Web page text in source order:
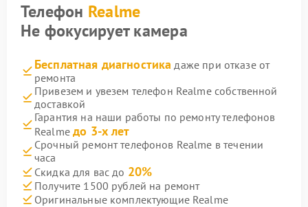
Телефон Realme
Не фокусирует камера
Бесплатная диагностика даже при отказе от
ремонта
Привезем и увезем телефон Realme собственной
доставкой
Гарантия на наши работы по ремонту телефонов
Realmeдо 3-х лет
Срочный ремонт телефонов Realme в течении
часа
Скидка для вас до 20%
Получите 1500 рублей на ремонт
Оригинальные комплектующие Realme